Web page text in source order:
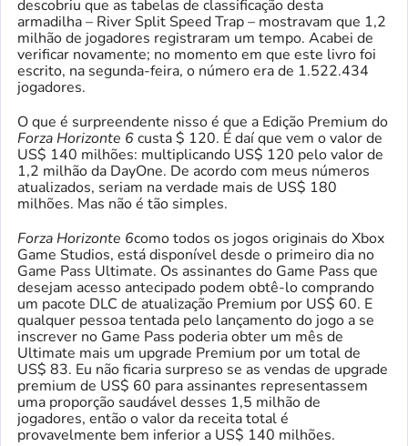
descobriu que as tabelas de classificação desta
armadilha – River Split Speed ​​Trap – mostravam que 1,2
milhão de jogadores registraram um tempo. Acabei de
verificar novamente; no momento em que este livro foi
escrito, na segunda-feira, o número era de 1.522.434
jogadores.
O que é surpreendente nisso é que a Edição Premium do
Forza Horizonte 6custa $ 120. É daí que vem o valor de
US$ 140 milhões: multiplicando US$ 120 pelo valor de
1,2 milhão da DayOne. De acordo com meus números
atualizados, seriam na verdade mais de US$ 180
milhões. Mas não é tão simples.
Forza Horizonte 6como todos os jogos originais do Xbox
Game Studios, está disponível desde o primeiro dia no
Game Pass Ultimate. Os assinantes do Game Pass que
desejam acesso antecipado podem obtê-lo comprando
um pacote DLC de atualização Premium por US$ 60. E
qualquer pessoa tentada pelo lançamento do jogo a se
inscrever no Game Pass poderia obter um mês de
Ultimate mais um upgrade Premium por um total de
US$ 83. Eu não ficaria surpreso se as vendas de upgrade
premium de US$ 60 para assinantes representassem
uma proporção saudável desses 1,5 milhão de
jogadores, então o valor da receita total é
provavelmente bem inferior a US$ 140 milhões.